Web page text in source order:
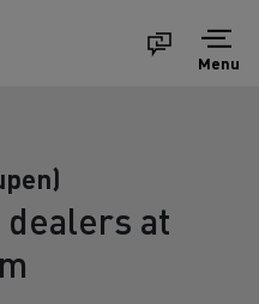
Menu
dealers at